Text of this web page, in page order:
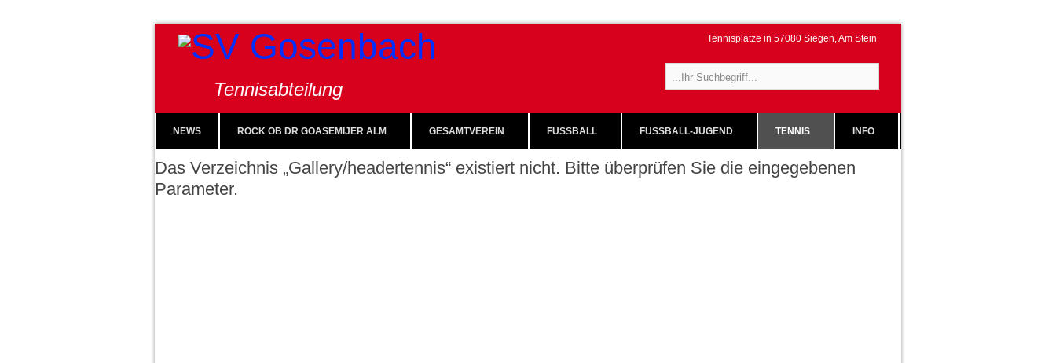
Tennisabteilung
Tennisplätze in 57080 Siegen, Am Stein
NEWS ROCK OB DR GOASEMIJER ALM GESAMTVEREIN FUSSBALL FUSSBALL-JUGEND TENNIS INFO
Das Verzeichnis „Gallery/headertennis“ existiert nicht. Bitte überprüfen Sie die eingegebenen
Parameter.